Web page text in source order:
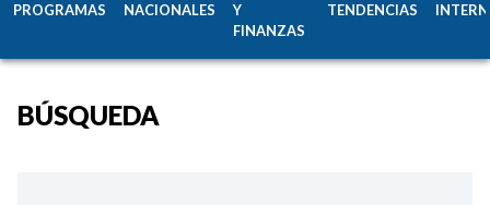
PROGRAMAS NACIONALES
Y
FINANZAS
TENDENCIAS
BÚSQUEDA